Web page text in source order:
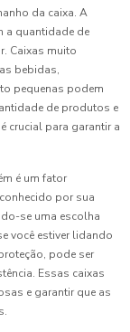
da caixa. A
a quantidade de
Caixas muito
bebidas,
pequenas podem
de produtos e
crucial para garantir a
é um fator
por sua
se uma escolha
você estiver lidando
pode ser
Essas caixas
e garantir que as